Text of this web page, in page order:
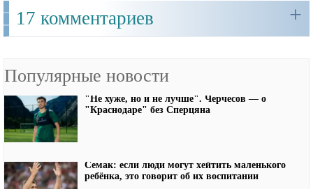
17 комментариев +
Популярные новости
"Не хуже, но и не лучше". Черчесов — о
"Краснодаре" без Сперцяна
Семак: если люди могут хейтить маленького
ребёнка, это говорит об их воспитании